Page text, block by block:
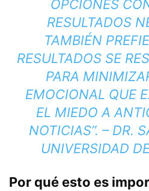
OPCIONES
RESULTADOS
TAMBIÉN
RESULTADOS SE
PARA
EMOCIONAL QUE
EL MIEDO A
NOTICIAS”. – DR.
UNIVERSIDAD
Por qué esto es